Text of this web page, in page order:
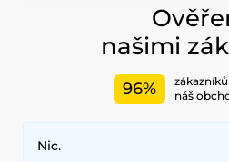
našimi
96%
náš
Nic.